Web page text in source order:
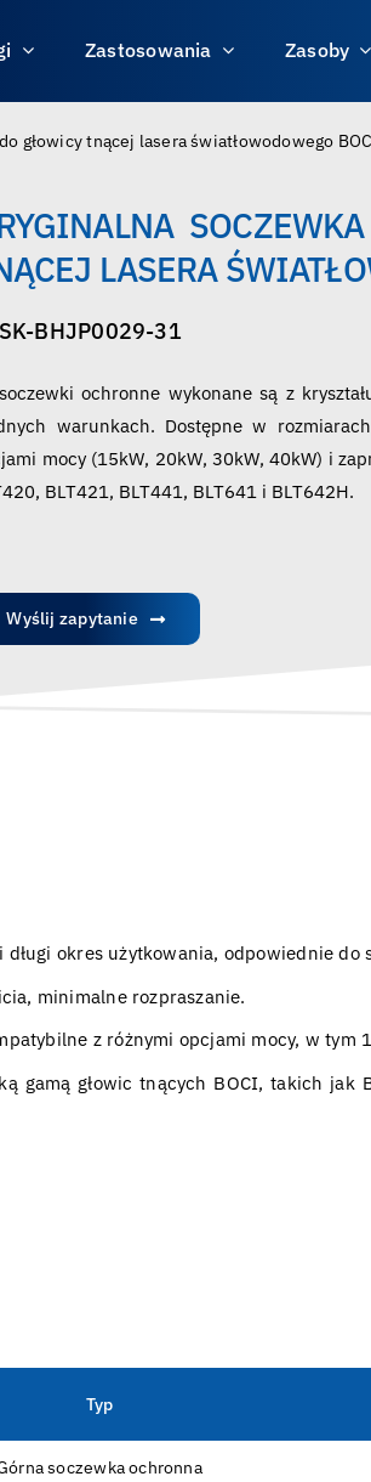
Zastosowania Zasoby
głowicy tnącej lasera światłowodowego
LASERA
BHJP0029-31
ochronne wykonane są z
warunkach. Dostępne w
mocy (15kW, 20kW, 30kW, 40kW) i
BLT421, BLT441, BLT641 i BLT642H.
Wyślij zapytanie
okres użytkowania, odpowiednie
minimalne rozpraszanie.
z różnymi opcjami mocy, w tym
gamą głowic tnących BOCI, takich
Typ
soczewka ochronna